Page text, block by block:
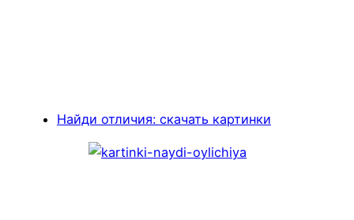
Найди отличия: скачать картинки